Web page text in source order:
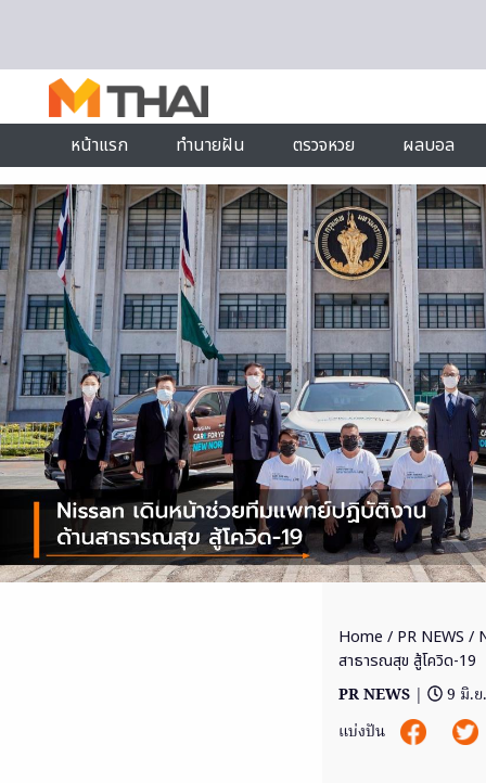
หน้าแรก ทำนายฝัน ตรวจหวย ผลบอล
Home / PR NEWS /
สาธารณสุข สู้โควิด-19
PR NEWS |
9 มิ.
แบ่งปัน